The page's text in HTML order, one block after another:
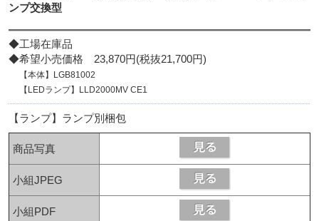
ンプ交換型
◆工場在庫品
◆希望小売価格 23,870円(税抜21,700円)
【本体】LGB81002
【LEDランプ】LLD2000MV CE1
【ランプ】ランプ別梱包
商品写真
小組JPEG
小組PDF